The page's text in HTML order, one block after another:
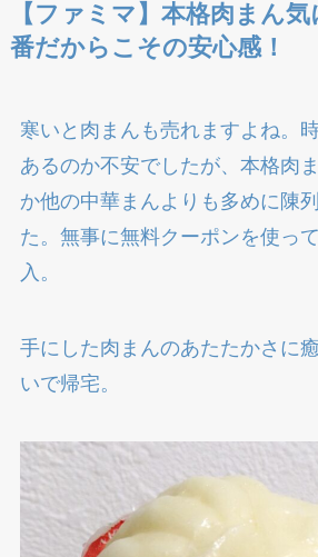
【ファミマ】本格肉まん
番だからこその安心感！
寒いと肉まんも売れますよね。
あるのか不安でしたが、本格肉
か他の中華まんよりも多めに陳
た。無事に無料クーポンを使っ
入。
手にした肉まんのあたたかさに
いで帰宅。